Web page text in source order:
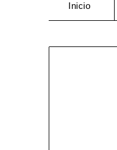
Inicio